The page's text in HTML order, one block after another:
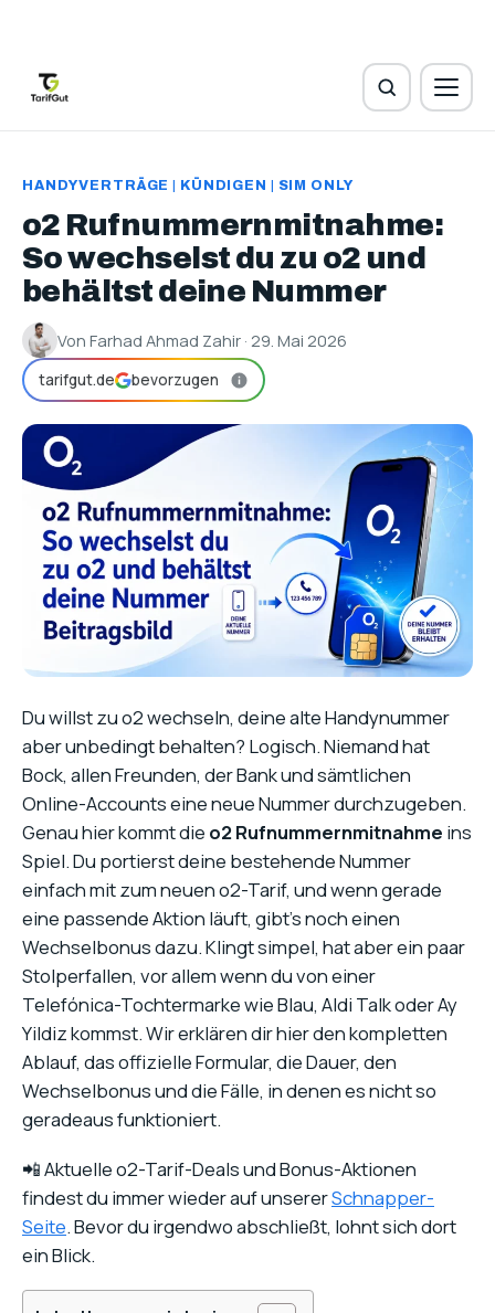
HANDYVERTRÄGE KÜNDIGEN SIM ONLY
o2 Rufnummernmitnahme:
So wechselst du zu o2 und
behältst deine Nummer
Von Farhad Ahmad Zahir · 29. Mai 2026
tarifgut.de bevorzugen
Du willst zu o2 wechseln, deine alte Handynummer
aber unbedingt behalten? Logisch. Niemand hat
Bock, allen Freunden, der Bank und sämtlichen
Online-Accounts eine neue Nummer durchzugeben.
Genau hier kommt die o2 Rufnummernmitnahme ins
Spiel. Du portierst deine bestehende Nummer
einfach mit zum neuen o2-Tarif, und wenn gerade
eine passende Aktion läuft, gibt’s noch einen
Wechselbonus dazu. Klingt simpel, hat aber ein paar
Stolperfallen, vor allem wenn du von einer
Telefónica-Tochtermarke wie Blau, Aldi Talk oder Ay
Yildiz kommst. Wir erklären dir hier den kompletten
Ablauf, das offizielle Formular, die Dauer, den
Wechselbonus und die Fälle, in denen es nicht so
geradeaus funktioniert.
📲 Aktuelle o2-Tarif-Deals und Bonus-Aktionen
findest du immer wieder auf unsererSchnapper-
Seite. Bevor du irgendwo abschließt, lohnt sich dort
ein Blick.